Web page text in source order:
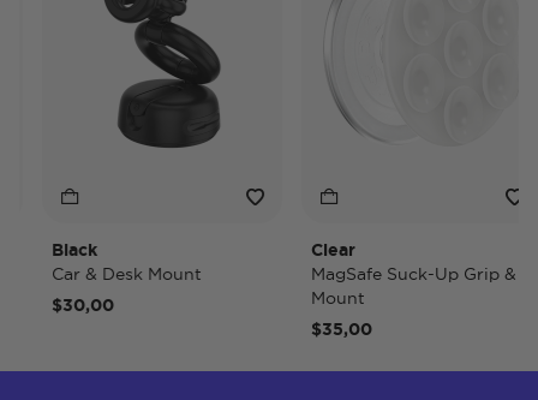
Black
Car & Desk Mount
$30,00
Clear
MagSafe Suck-Up Grip &
Mount
$35,00